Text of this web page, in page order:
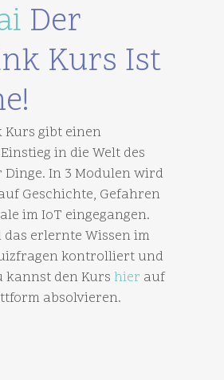
Der
Kurs Ist
Kurs gibt einen
in die Welt des
In 3 Modulen wird
Geschichte, Gefahren
im IoT eingegangen.
erlernte Wissen im
kontrolliert und
kannst den Kurs hier auf
absolvieren.